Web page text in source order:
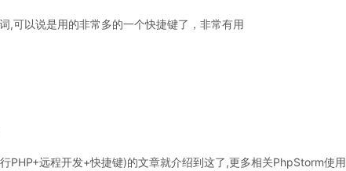
,可以说是用的非常多的一个快捷键了，非常有用
PHP+远程开发+快捷键)的文章就介绍到这了,更多相关PhpStorm使用